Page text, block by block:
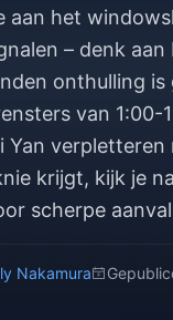
het
– denk
onthulling
van
Yan
krijgt, kijk je
scherpe
Nakamura